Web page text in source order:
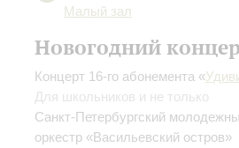
Малый зал
Новогодний
Концерт 16-го абонемента «
Для школьников и не только
Санкт-Петербургский
оркестр «Васильевский остров»